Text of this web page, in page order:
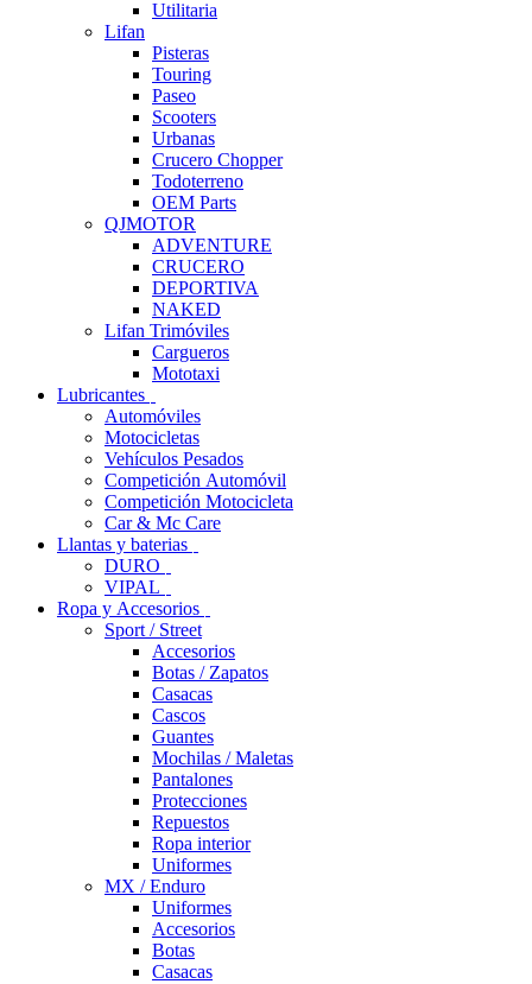
Utilitaria
Lifan
Pisteras
Touring
Paseo
Scooters
Urbanas
Crucero Chopper
Todoterreno
OEM Parts
QJMOTOR
ADVENTURE
CRUCERO
DEPORTIVA
NAKED
Lifan Trimóviles
Cargueros
Mototaxi
Lubricantes
Automóviles
Motocicletas
Vehículos Pesados
Competición Automóvil
Competición Motocicleta
Car & Mc Care
Llantas y baterias
DURO
VIPAL
Ropa y Accesorios
Sport / Street
Accesorios
Botas / Zapatos
Casacas
Cascos
Guantes
Mochilas / Maletas
Pantalones
Protecciones
Repuestos
Ropa interior
Uniformes
MX / Enduro
Uniformes
Accesorios
Botas
Casacas